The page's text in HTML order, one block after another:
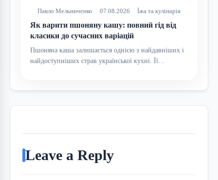
Павло Мельниченко 07.08.2026 Їжа та кулінарія
Як варити пшоняну кашу: повний гід від
класики до сучасних варіацій
Пшоняна каша залишається однією з найдавніших і
найдоступніших страв української кухні. Її…
Leave a Reply